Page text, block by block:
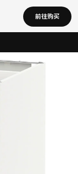
前往购买